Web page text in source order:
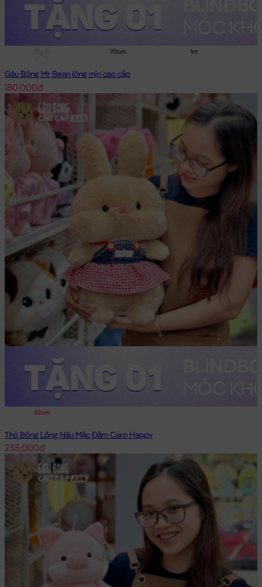
70cm 1m
Gấu Bông Mr Bean lông mịn cao cấp
180,000đ
52cm
Thỏ Bông Lông Nâu Mặc Đầm Caro Happy
235,000đ